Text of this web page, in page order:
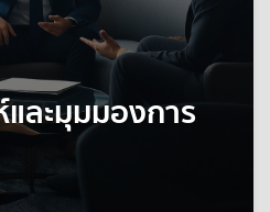
และมุมมองการ